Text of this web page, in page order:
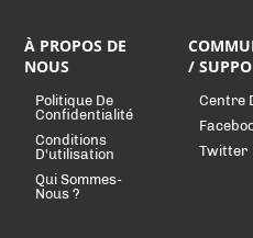
À PROPOS DE
NOUS
Politique De
Confidentialité
Conditions
D'utilisation
Qui Sommes-
Nous ?
/
Centre
Twitter